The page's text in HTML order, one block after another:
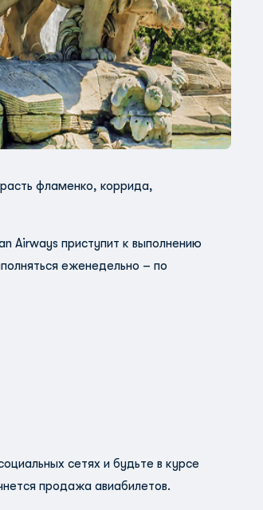
фламенко, коррида,
Airways приступит к выполнению
еженедельно – по
сетях и будьте в курсе
продажа авиабилетов.